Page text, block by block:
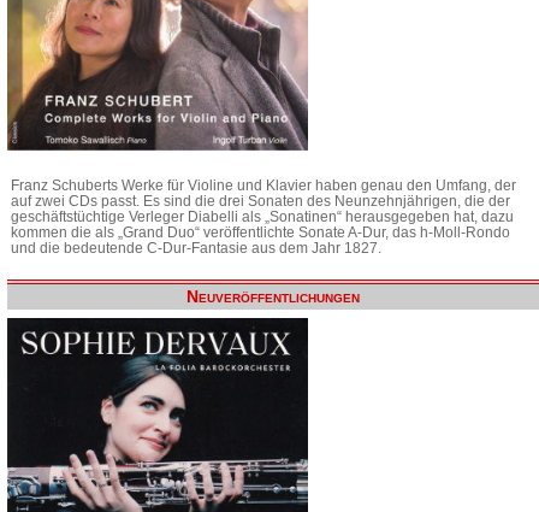
Franz Schuberts Werke für Violine und Klavier haben genau den Umfang, der
auf zwei CDs passt. Es sind die drei Sonaten des Neunzehnjährigen, die der
geschäftstüchtige Verleger Diabelli als „Sonatinen“ herausgegeben hat, dazu
kommen die als „Grand Duo“ veröffentlichte Sonate A-Dur, das h-Moll-Rondo
und die bedeutende C-Dur-Fantasie aus dem Jahr 1827.
Neuveröffentlichungen